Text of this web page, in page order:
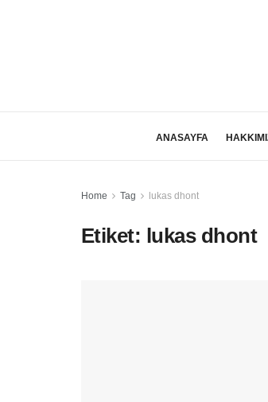
ANASAYFA
Home Tag lukas dhont
Etiket: lukas dhont